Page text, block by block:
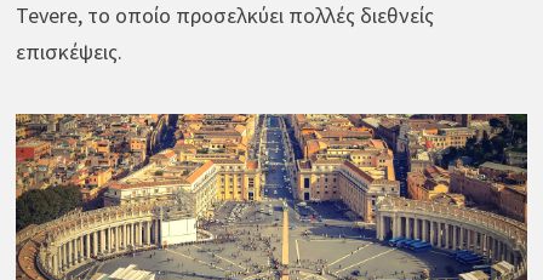
Tevere, το οποίο προσελκύει πολλές διεθνείς
επισκέψεις.